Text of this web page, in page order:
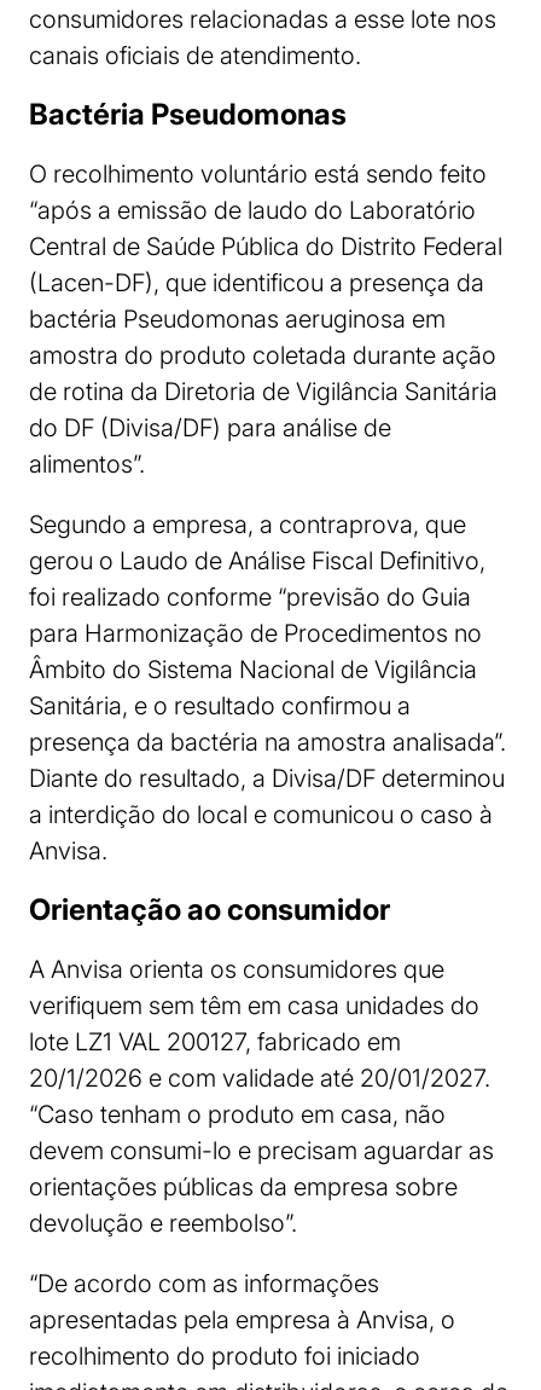
consumidores relacionadas a esse lote nos
canais oficiais de atendimento.
Bactéria Pseudomonas
O recolhimento voluntário está sendo feito
“após a emissão de laudo do Laboratório
Central de Saúde Pública do Distrito Federal
(Lacen-DF), que identificou a presença da
bactéria Pseudomonas aeruginosa em
amostra do produto coletada durante ação
de rotina da Diretoria de Vigilância Sanitária
do DF (Divisa/DF) para análise de
alimentos”.
Segundo a empresa, a contraprova, que
gerou o Laudo de Análise Fiscal Definitivo,
foi realizado conforme “previsão do Guia
para Harmonização de Procedimentos no
Âmbito do Sistema Nacional de Vigilância
Sanitária, e o resultado confirmou a
presença da bactéria na amostra analisada”.
Diante do resultado, a Divisa/DF determinou
a interdição do local e comunicou o caso à
Anvisa.
Orientação ao consumidor
A Anvisa orienta os consumidores que
verifiquem sem têm em casa unidades do
lote LZ1 VAL 200127, fabricado em
20/1/2026 e com validade até 20/01/2027.
“Caso tenham o produto em casa, não
devem consumi-lo e precisam aguardar as
orientações públicas da empresa sobre
devolução e reembolso”.
“De acordo com as informações
apresentadas pela empresa à Anvisa, o
recolhimento do produto foi iniciado